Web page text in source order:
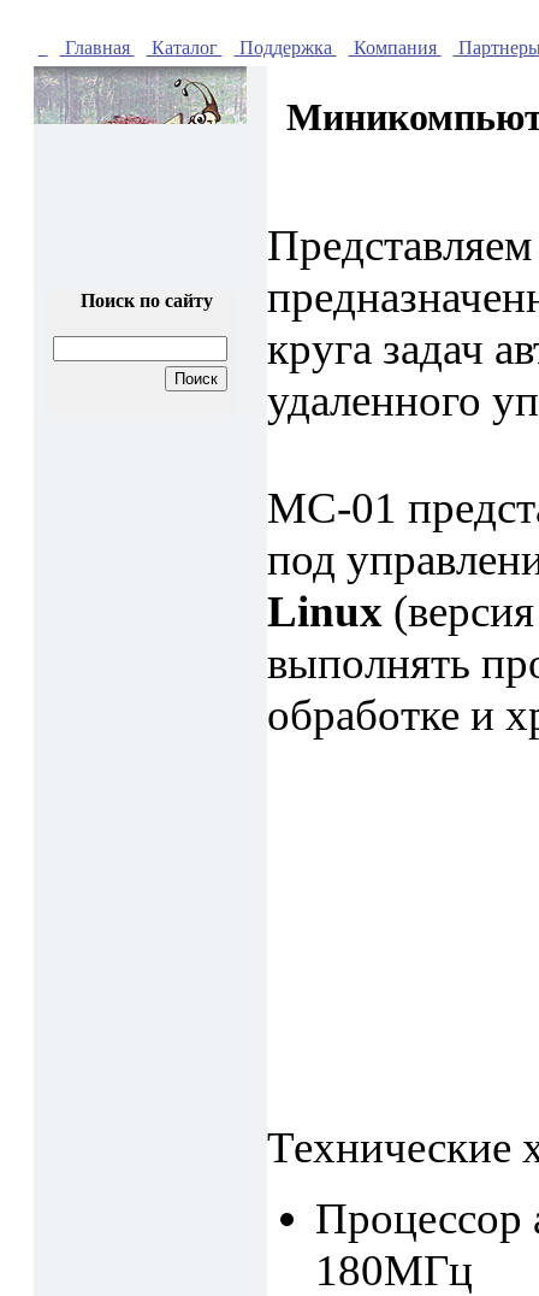
Главная Каталог Поддержка Компания
Поиск по сайту
круга задач
удаленного
MC-01
под
Linux
выполнять
обработке и
Технические
Процессор
180МГц